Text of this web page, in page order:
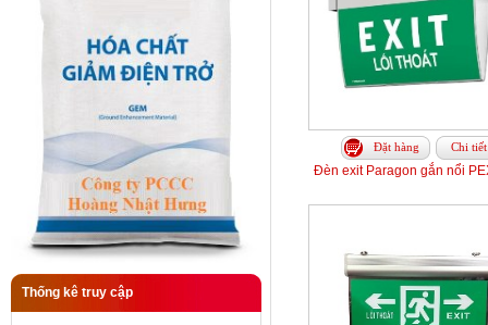
Thống kê truy cập
Đặt hàng Chi tiết
Đèn exit Paragon gắn nổi